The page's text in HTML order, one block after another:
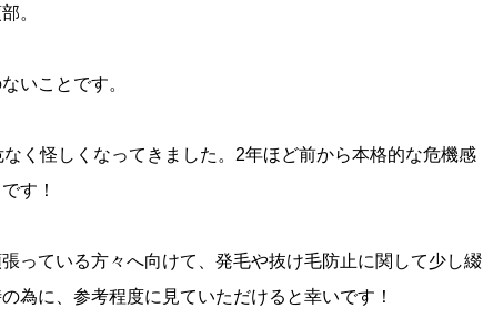
。
いことです。
く怪しくなってきました。2年ほど前から本格的な危機感
す！
っている方々へ向けて、発毛や抜け毛防止に関して少し綴
為に、参考程度に見ていただけると幸いです！